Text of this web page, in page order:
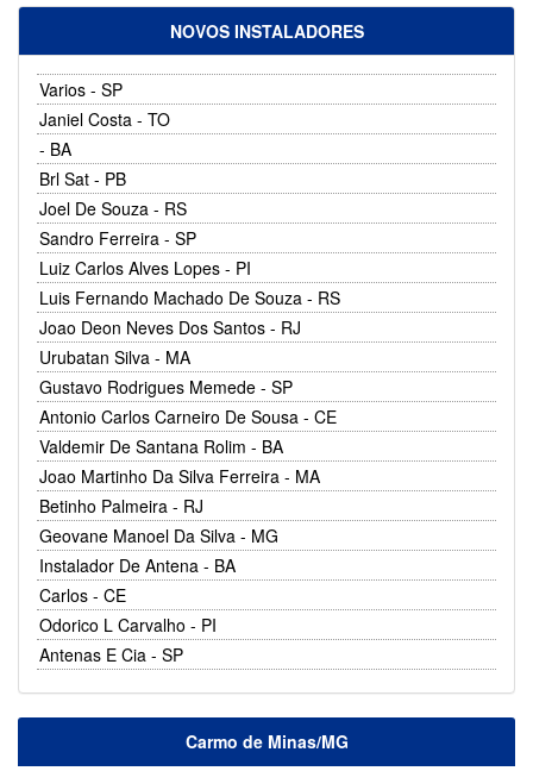
NOVOS INSTALADORES
Varios - SP
Janiel Costa - TO
- BA
Brl Sat - PB
Joel De Souza - RS
Sandro Ferreira - SP
Luiz Carlos Alves Lopes - PI
Luis Fernando Machado De Souza - RS
Joao Deon Neves Dos Santos - RJ
Urubatan Silva - MA
Gustavo Rodrigues Memede - SP
Antonio Carlos Carneiro De Sousa - CE
Valdemir De Santana Rolim - BA
Joao Martinho Da Silva Ferreira - MA
Betinho Palmeira - RJ
Geovane Manoel Da Silva - MG
Instalador De Antena - BA
Carlos - CE
Odorico L Carvalho - PI
Antenas E Cia - SP
Carmo de Minas/MG